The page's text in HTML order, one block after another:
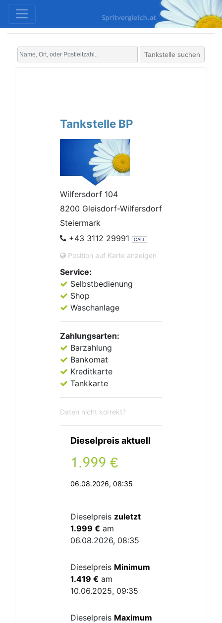
Tankstelle suchen
Tankstelle BP
Wilfersdorf 104
8200 Gleisdorf-Wilfersdorf
Steiermark
+43 3112 29991
CALL
Position auf Karte anzeigen
Service:
Selbstbedienung
Shop
Waschanlage
Zahlungsarten:
Barzahlung
Bankomat
Kreditkarte
Tankkarte
Daten nicht korrekt?
Dieselpreis aktuell
. €
06.08.2026, 08:35
Dieselpreis zuletzt
1.999 € am
06.08.2026, 08:35
Dieselpreis Minimum
1.419 € am
10.06.2025, 09:35
Dieselpreis Maximum